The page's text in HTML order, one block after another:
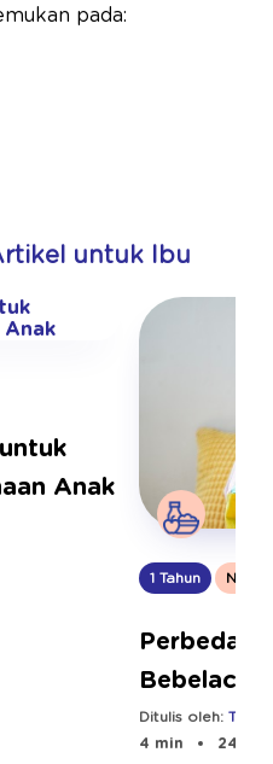
pada:
untuk Ibu
Anak
1 Tahun
Nutrisi
Bebelac
Ditulis oleh: Tim
4 min
24